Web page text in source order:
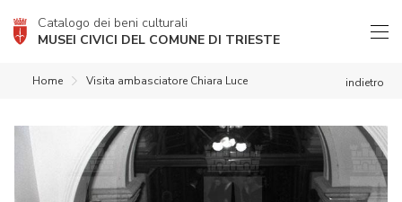
Catalogo dei beni culturali
MUSEI CIVICI DEL COMUNE DI TRIESTE
indietro
Home Visita ambasciatore Chiara Luce